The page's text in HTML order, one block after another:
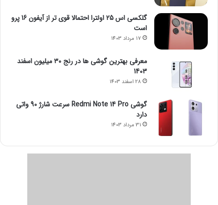
گلکسی اس 25 اولترا احتمالا قوی تر از آیفون 16 پرو
است
17 مرداد 1403
معرفی بهترین گوشی ها در رنج ۳۰ میلیون اسفند
1403
28 اسفند 1403
گوشی Redmi Note 14 Pro سرعت شارژ 90 واتی
دارد
31 مرداد 1403